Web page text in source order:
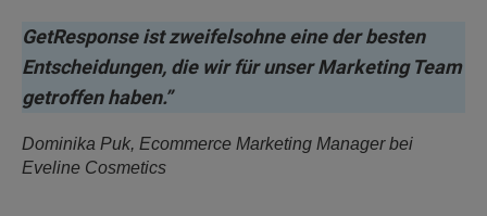
GetResponse ist zweifelsohne eine der besten
Entscheidungen, die wir für unser Marketing Team
getroffen haben.”
Dominika Puk, Ecommerce Marketing Manager bei
Eveline Cosmetics